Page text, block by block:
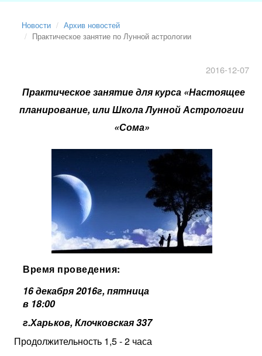
Новости
Архив новостей
Практическое занятие по Лунной астрологии
2016-12-07
Практическое занятие для курса «Настоящее
планирование, или Школа Лунной Астрологии
«Сома»
Время проведения:
16 декабря 2016г, пятница
в 18:00
г.Харьков, Клочковская 337
Продолжительность 1,5 - 2 часа